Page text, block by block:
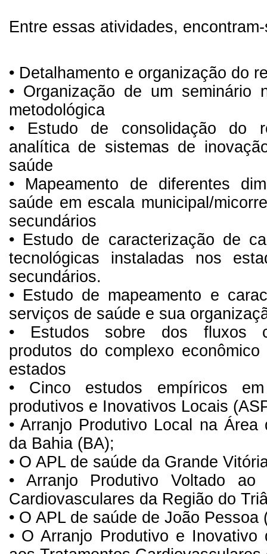
Entre essas atividades,
• Detalhamento e organização do
• Organização de um seminário
metodológica
• Estudo de consolidação do
analítica de sistemas de
saúde
• Mapeamento de diferentes
saúde em escala municipal/
secundários
• Estudo de caracterização de
tecnológicas instaladas nos
secundários.
• Estudo de mapeamento e
serviços de saúde e sua
• Estudos sobre dos fluxos
produtos do complexo
estados
• Cinco estudos empíricos
produtivos e Inovativos Locais
• Arranjo Produtivo Local na
da Bahia (BA);
• O APL de saúde da Grande
• Arranjo Produtivo Voltado ao
Cardiovasculares da Região do
• O APL de saúde de João
• O Arranjo Produtivo e Inovativo